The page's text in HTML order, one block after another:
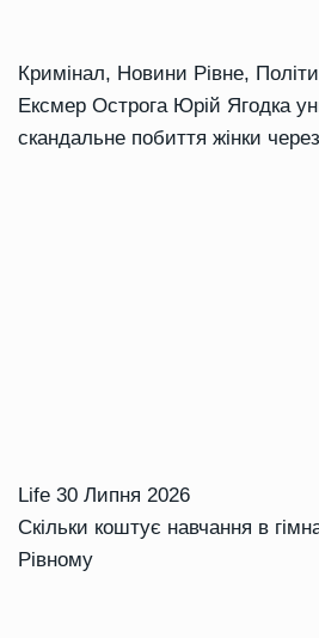
Кримінал, Новини Рівне,
Ексмер Острога Юрій Ягодка
скандальне побиття жінки через
Life 30 Липня 2026
Скільки коштує навчання в
Рівному